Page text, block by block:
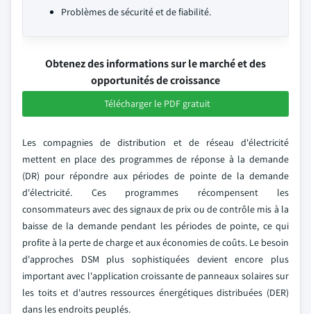
Problèmes de sécurité et de fiabilité.
Obtenez des informations sur le marché et des
opportunités de croissance
Télécharger le PDF gratuit
Les compagnies de distribution et de réseau d'électricité
mettent en place des programmes de réponse à la demande
(DR) pour répondre aux périodes de pointe de la demande
d'électricité. Ces programmes récompensent les
consommateurs avec des signaux de prix ou de contrôle mis à la
baisse de la demande pendant les périodes de pointe, ce qui
profite à la perte de charge et aux économies de coûts. Le besoin
d'approches DSM plus sophistiquées devient encore plus
important avec l'application croissante de panneaux solaires sur
les toits et d'autres ressources énergétiques distribuées (DER)
dans les endroits peuplés.